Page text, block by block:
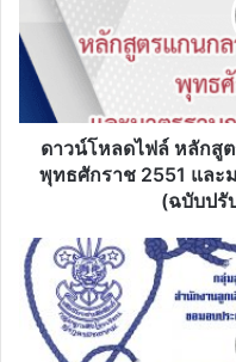
การ
ศึกษา
พื้น
ฐาน
พุทธศักราช
มาตรฐาน
การ
เรียน
และ
ดาวน์โหลดไฟล์ หลักสู
พุทธศักราช 2551 และ
(ฉบับปรั
ขอ
เชิญ
ชวน